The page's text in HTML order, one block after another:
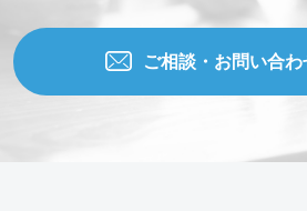
ご相談・お問い合